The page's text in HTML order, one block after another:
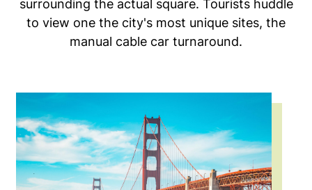
surrounding the actual square. Tourists huddle
to view one the city's most unique sites, the
manual cable car turnaround.